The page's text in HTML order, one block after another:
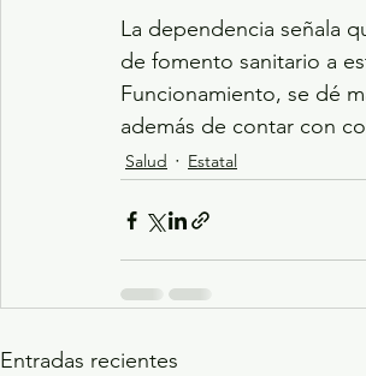
La dependencia señala
de fomento sanitario a
Funcionamiento, se dé
además de contar con
Salud Estatal
Entradas recientes